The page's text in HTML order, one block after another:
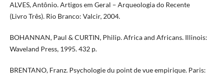
ALVES, Antônio. Artigos em Geral – Arqueologia do Recente
(Livro Três). Rio Branco: Valcir, 2004.
BOHANNAN, Paul & CURTIN, Philip. Africa and Africans. Illinois:
Waveland Press, 1995. 432 p.
BRENTANO, Franz. Psychologie du point de vue empirique. Paris: